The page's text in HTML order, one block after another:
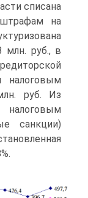
списана
на
млн. руб., в
налоговым
руб. Из
санкции)